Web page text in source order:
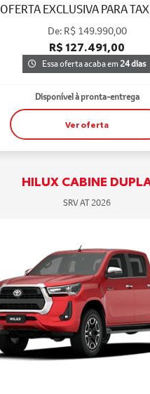
OFERTA EXCLUSIVA PARA
De: R$ 149.990,00
R$ 127.491,00
Essa oferta acaba em24 dias
Disponível à pronta-entrega
Ver oferta
HILUX CABINE
SRV AT 2026